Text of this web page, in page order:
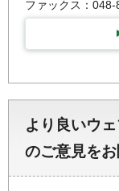
ファックス：
より良いウ
のご意見を